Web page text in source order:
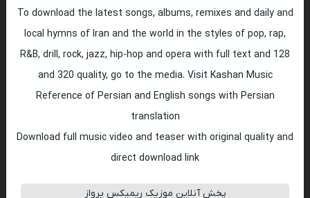
To download the latest songs, albums, remixes and daily and
local hymns of Iran and the world in the styles of pop, rap,
R&B, drill, rock, jazz, hip-hop and opera with full text and 128
and 320 quality, go to the media. Visit Kashan Music
Reference of Persian and English songs with Persian
translation
Download full music video and teaser with original quality and
direct download link
پخش آنلاین موزیک ریمیکس پرواز